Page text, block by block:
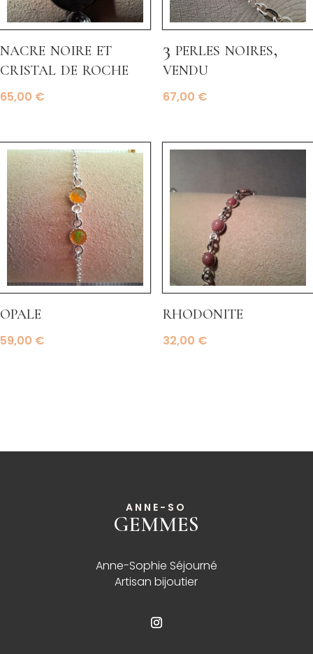
nacre noire et
cristal de roche
65,00 €
3 perles noires,
vendu
67,00 €
opale
59,00 €
rhodonite
32,00 €
ANNE-SO
GEMMES
Anne-Sophie Séjourné
Artisan bijoutier